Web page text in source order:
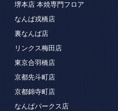
堺本店 本焼専門フロア
なんば戎橋店
裏なんば店
リンクス梅田店
東京合羽橋店
京都先斗町店
京都錦寺町店
なんばパークス店